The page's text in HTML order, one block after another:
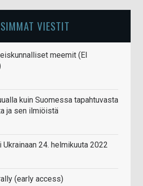
VIESTIT
meemit (EI
kuin Suomessa tapahtuvasta
ja sen ilmiöistä
Ukrainaan 24. helmikuuta 2022
(early access)